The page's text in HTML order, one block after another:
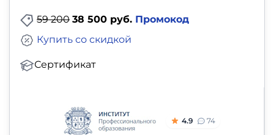
59 200 38 500 руб. Промокод
Сертификат
Купить со скидкой
4.9 74